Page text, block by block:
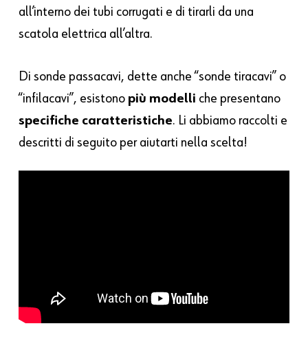
all’interno dei tubi corrugati e di tirarli da una
scatola elettrica all’altra.
Di sonde passacavi, dette anche “sonde tiracavi” o
“infilacavi”, esistono più modelli che presentano
specifiche caratteristiche. Li abbiamo raccolti e
descritti di seguito per aiutarti nella scelta!